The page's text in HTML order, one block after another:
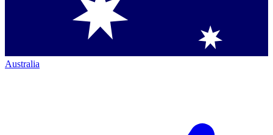
Australia